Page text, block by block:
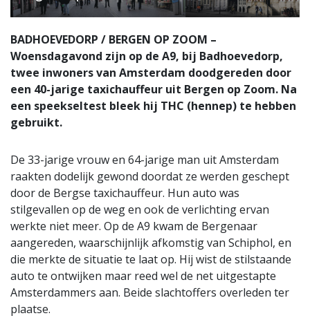
BADHOEVEDORP / BERGEN OP ZOOM –
Woensdagavond zijn op de A9, bij Badhoevedorp,
twee inwoners van Amsterdam doodgereden door
een 40-jarige taxichauffeur uit Bergen op Zoom. Na
een speekseltest bleek hij THC (hennep) te hebben
gebruikt.
De 33-jarige vrouw en 64-jarige man uit Amsterdam
raakten dodelijk gewond doordat ze werden geschept
door de Bergse taxichauffeur. Hun auto was
stilgevallen op de weg en ook de verlichting ervan
werkte niet meer. Op de A9 kwam de Bergenaar
aangereden, waarschijnlijk afkomstig van Schiphol, en
die merkte de situatie te laat op. Hij wist de stilstaande
auto te ontwijken maar reed wel de net uitgestapte
Amsterdammers aan. Beide slachtoffers overleden ter
plaatse.